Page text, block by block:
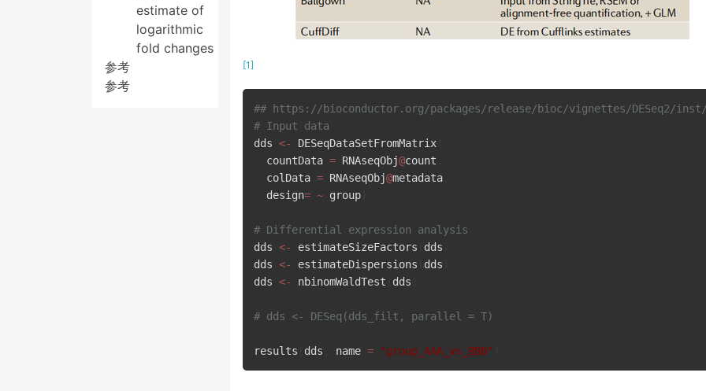
estimate of
logarithmic
fold changes
参考
参考
[1]
## https://bioconductor.org/packages/release/bioc/vignettes/DESeq2/inst/
# Input data
dds <- DESeqDataSetFromMatrix
  countData
= RNAseqObj@count
  colData
= RNAseqObj@metadata
  design
= ~ group
# Differential expression analysis
dds <- estimateSizeFactors dds
dds <- estimateDispersions dds
dds <- nbinomWaldTest dds
# dds <- DESeq(dds_filt, parallel = T)
results dds name = "group_AAA_vs_BBB"